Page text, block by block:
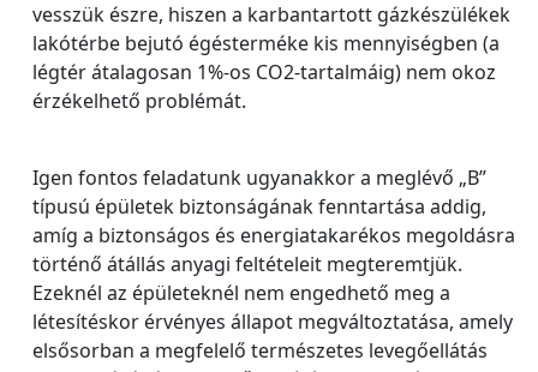
vesszük észre, hiszen a karbantartott gázkészülékek
lakótérbe bejutó égésterméke kis mennyiségben (a
légtér átalagosan 1%-os CO2-tartalmáig) nem okoz
érzékelhető problémát.
Igen fontos feladatunk ugyanakkor a meglévő „B”
típusú épületek biztonságának fenntartása addig,
amíg a biztonságos és energiatakarékos megoldásra
történő átállás anyagi feltételeit megteremtjük.
Ezeknél az épületeknél nem engedhető meg a
létesítéskor érvényes állapot megváltoztatása, amely
elsősorban a megfelelő természetes levegőellátás